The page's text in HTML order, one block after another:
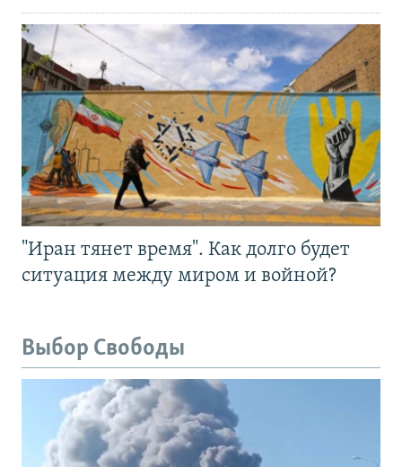
"Иран тянет время". Как долго будет
ситуация между миром и войной?
Выбор Свободы